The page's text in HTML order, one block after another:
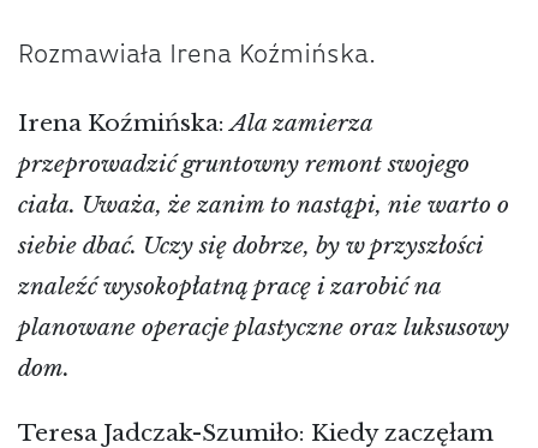
Rozmawiała Irena Koźmińska.
Irena Koźmińska:Ala zamierza
przeprowadzić gruntowny remont swojego
ciała. Uważa, że zanim to nastąpi, nie warto o
siebie dbać. Uczy się dobrze, by w przyszłości
znaleźć wysokopłatną pracę i zarobić na
planowane operacje plastyczne oraz luksusowy
dom.
Teresa Jadczak-Szumiło: Kiedy zaczęłam